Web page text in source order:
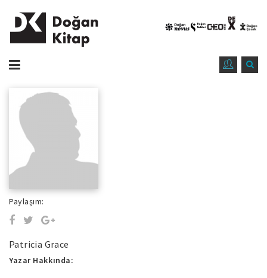
Paylaşım:
Patricia Grace
Yazar Hakkında: